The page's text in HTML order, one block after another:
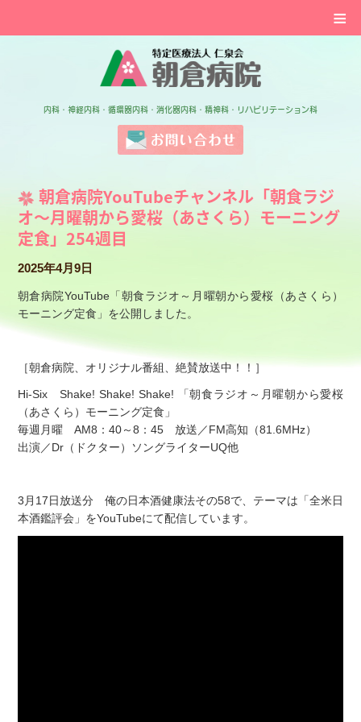
≡
内科・神経内科・循環器内科・消化器内科・精神科・リハビリテーション科
朝倉病院YouTubeチャンネル「朝食ラジ
オ～月曜朝から愛桜（あさくら）モーニング
定食」254週目
2025年4月9日
朝倉病院YouTube「朝食ラジオ～月曜朝から愛桜（あさくら）
モーニング定食」を公開しました。
［朝倉病院、オリジナル番組、絶賛放送中！！］
Hi-Six Shake! Shake! Shake! 「朝食ラジオ～月曜朝から愛桜
（あさくら）モーニング定食」
毎週月曜 AM8：40～8：45 放送／FM高知（81.6MHz）
出演／Dr（ドクター）ソングライターUQ他
3月17日放送分 俺の日本酒健康法その58で、テーマは「全米日
本酒鑑評会」をYouTubeにて配信しています。